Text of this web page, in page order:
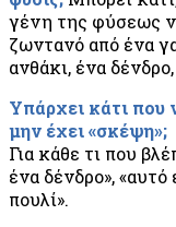
γένη της φύσεως
ζωντανό από ένα
ανθάκι, ένα
Υπάρχει κάτι που
μην έχει «σκέψη»;
Για κάθε τι που
ένα δένδρο», «αυτό
πουλί».